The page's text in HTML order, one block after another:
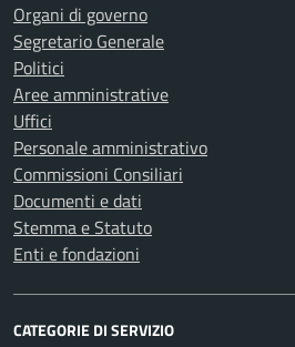
Organi di governo
Segretario Generale
Politici
Aree amministrative
Uffici
Personale amministrativo
Commissioni Consiliari
Documenti e dati
Stemma e Statuto
Enti e fondazioni
CATEGORIE DI SERVIZIO